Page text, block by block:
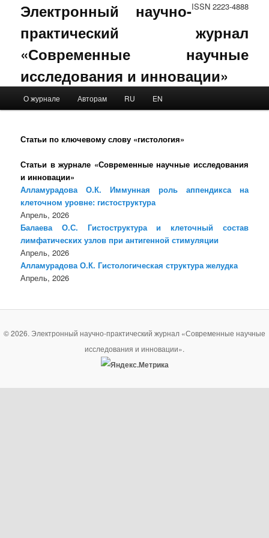
ISSN 2223-4888
Электронный научно-
практический журнал
«Современные научные
исследования и инновации»
Skip to primary content
Skip to secondary content
О журнале Авторам RU EN
Статьи по ключевому слову «гистология»
Статьи в журнале «Современные научные исследования
и инновации»
Алламурадова О.К. Иммунная роль аппендикса на
клеточном уровне: гистоструктура
Апрель, 2026
Балаева О.С. Гистоструктура и клеточный состав
лимфатических узлов при антигенной стимуляции
Апрель, 2026
Алламурадова О.К. Гистологическая структура желудка
Апрель, 2026
© 2026. Электронный научно-практический журнал «Современные научные
исследования и инновации».